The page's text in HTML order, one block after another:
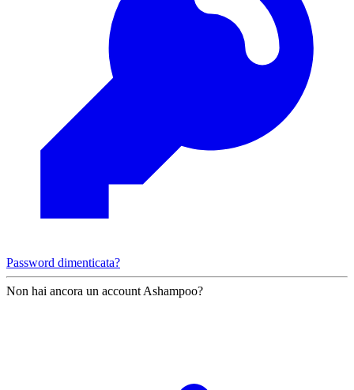
Password dimenticata?
Non hai ancora un account Ashampoo?